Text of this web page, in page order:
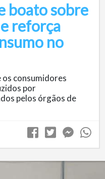
boato sobre
reforça
no
consumidores
por
pelos órgãos de